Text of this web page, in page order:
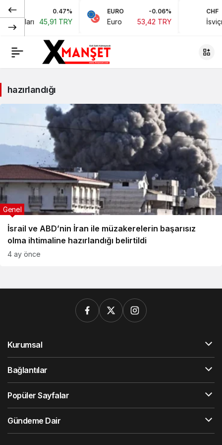
0.47%
Doları 45,91 TRY
EURO -0.06%
Euro 53,42 TRY
CHF
hazırlandığı
İsrail ve ABD’nin İran ile müzakerelerin başarısız
olma ihtimaline hazırlandığı belirtildi
Genel
4 ay önce
Kurumsal
Bağlantılar
Popüler Sayfalar
Gündeme Dair